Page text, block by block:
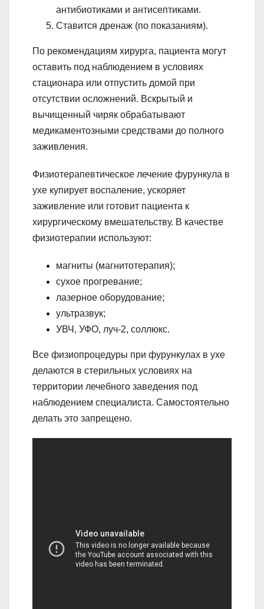
антибиотиками и антисептиками.
Ставится дренаж (по показаниям).
По рекомендациям хирурга, пациента могут
оставить под наблюдением в условиях
стационара или отпустить домой при
отсутствии осложнений. Вскрытый и
вычищенный чиряк обрабатывают
медикаментозными средствами до полного
заживления.
Физиотерапевтическое лечение фурункула в
ухе купирует воспаление, ускоряет
заживление или готовит пациента к
хирургическому вмешательству. В качестве
физиотерапии используют:
магниты (магнитотерапия);
сухое прогревание;
лазерное оборудование;
ультразвук;
УВЧ, УФО, луч-2, соллюкс.
Все физиопроцедуры при фурункулах в ухе
делаются в стерильных условиях на
территории лечебного заведения под
наблюдением специалиста. Самостоятельно
делать это запрещено.